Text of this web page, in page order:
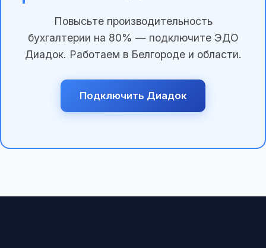
Повысьте производительность
бухгалтерии на 80% — подключите ЭДО
Диадок. Работаем в Белгороде и области.
Подключить Диадок